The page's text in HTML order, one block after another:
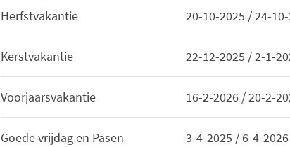
Herfstvakantie 20-10-2025 / 24-
Kerstvakantie 22-12-2025 / 2-1-
Voorjaarsvakantie 16-2-2026 / 20-2-
Goede vrijdag en Pasen 3-4-2025 / 6-4-2026